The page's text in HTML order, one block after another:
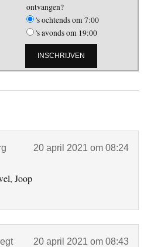
ontvangen?
's ochtends om 7:00
's avonds om 19:00
20 april 2021 om 08:24
Joop
20 april 2021 om 08:43